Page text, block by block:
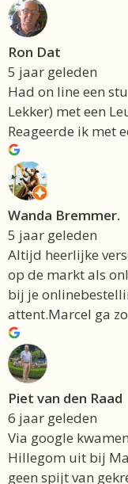
Ron Dat
5 jaar geleden
Had on line een
Lekker) met een
Reageerde ik met
Wanda Bremmer.
5 jaar geleden
Altijd heerlijke
op de markt als
bij je
attent.Marcel ga
Piet van den Raad
6 jaar geleden
Via google
Hillegom uit bij
geen spijt van